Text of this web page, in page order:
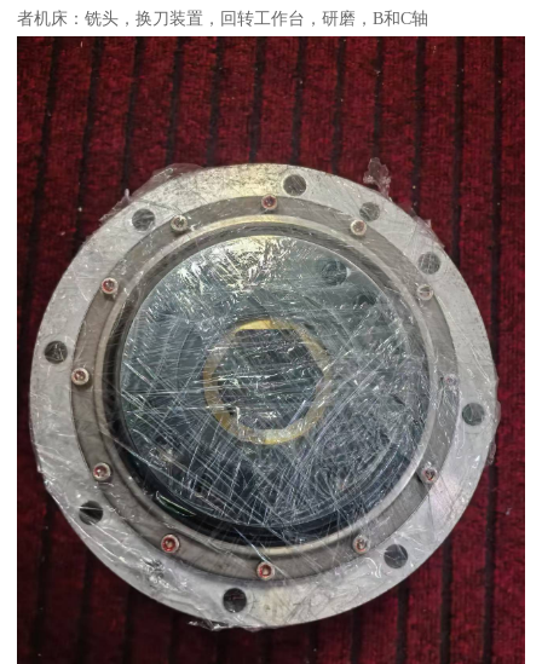
者机床：铣头，换刀装置，回转工作台，研磨，B和C轴